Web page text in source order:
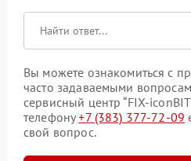
Вы можете ознакомиться с
часто задаваемыми
сервисный центр “FIX-
телефону+7 (383) 377-72-09
свой вопрос.